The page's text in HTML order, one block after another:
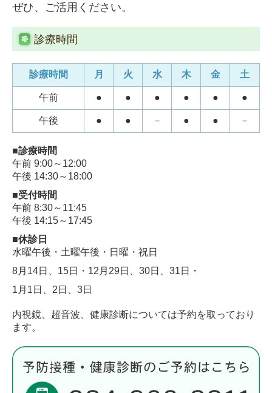
ぜひ、ご活用ください。
診療時間
診療時間 月 火 水 木 金 土
午前 ● ● ● ● ● ●
午後 ● ● － ● ● －
■診療時間
午前 9:00～12:00
午後 14:30～18:00
■受付時間
午前 8:30～11:45
午後 14:15～17:45
■休診日
水曜午後・土曜午後・日曜・祝日
8月14日、15日・12月29日、30日、31日・
1月1日、2日、3日
内視鏡、超音波、健康診断については予約を取っており
ます。